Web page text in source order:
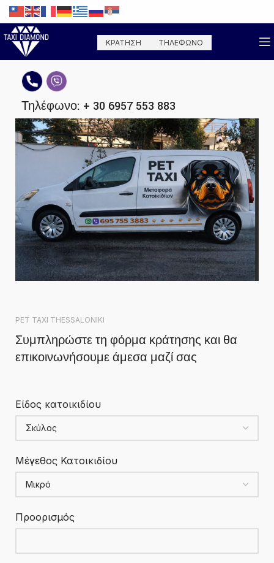
ΚΡΑΤΗΣΗ ΤΗΛΕΦΩΝΟ
Τηλέφωνο: + 30 6957 553 883
PET TAXI THESSALONIKI
Συμπληρώστε τη φόρμα κράτησης και θα
επικοινωνήσουμε άμεσα μαζί σας
Είδος κατοικιδίου
Μέγεθος Κατοικιδίου
Προορισμός